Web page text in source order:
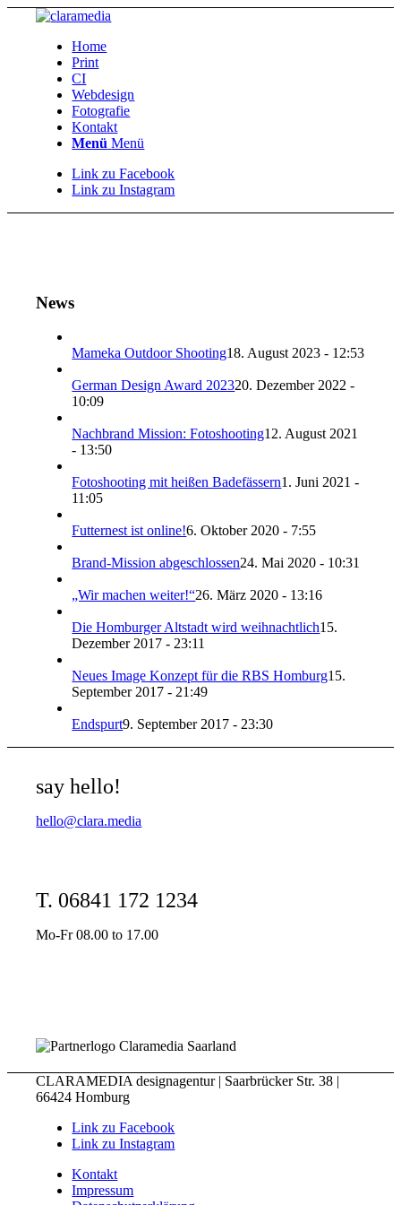
Home
Print
CI
Webdesign
Fotografie
Kontakt
Menü Menü
Link zu Facebook
Link zu Instagram
News
Mameka Outdoor Shooting18. August 2023 - 12:53
German Design Award 202320. Dezember 2022 -
10:09
Nachbrand Mission: Fotoshooting12. August 2021
- 13:50
Fotoshooting mit heißen Badefässern1. Juni 2021 -
11:05
Futternest ist online!6. Oktober 2020 - 7:55
Brand-Mission abgeschlossen24. Mai 2020 - 10:31
„Wir machen weiter!“26. März 2020 - 13:16
Die Homburger Altstadt wird weihnachtlich15.
Dezember 2017 - 23:11
Neues Image Konzept für die RBS Homburg15.
September 2017 - 21:49
Endspurt9. September 2017 - 23:30
say hello!
hello@clara.media
T. 06841 172 1234
Mo-Fr 08.00 to 17.00
CLARAMEDIA designagentur | Saarbrücker Str. 38 |
66424 Homburg
Link zu Facebook
Link zu Instagram
Kontakt
Impressum